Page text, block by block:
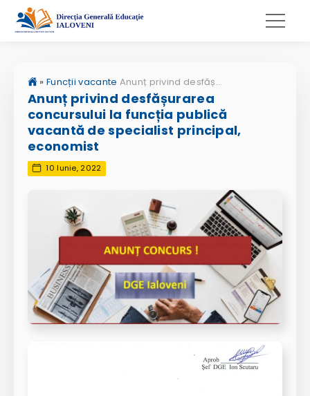
» Funcții vacante Anunț privind desfășurarea concursului la funcția publică vacantă de specialist principal, economist
Anunț privind desfășurarea
concursului la funcția publică
vacantă de specialist principal,
economist
10 Iunie, 2022